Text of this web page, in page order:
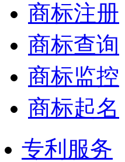
商标注册
商标查询
商标监控
商标起名
专利服务